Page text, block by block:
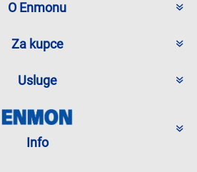
O Enmonu
Za kupce
Usluge
Info